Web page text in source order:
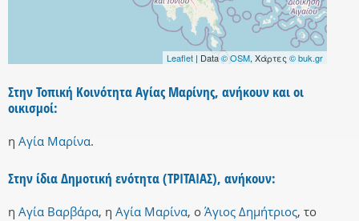
Leaflet | Data© OSM, Χάρτες © buk.gr
Στην Τοπική Κοινότητα Αγίας Μαρίνης, ανήκουν και οι
οικισμοί:
η Αγία Μαρίνα.
Στην ίδια Δημοτική ενότητα (ΤΡΙΤΑΙΑΣ), ανήκουν:
η Αγία Βαρβάρα, η Αγία Μαρίνα, ο Άγιος Δημήτριος, το